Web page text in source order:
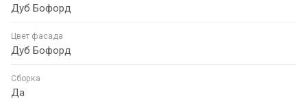
Дуб Бофорд
Цвет фасада
Дуб Бофорд
Сборка
Да